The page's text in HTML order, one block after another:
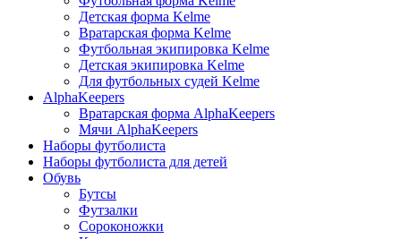
Детская форма Kelme
Вратарская форма Kelme
Футбольная экипировка Kelme
Детская экипировка Kelme
Для футбольных судей Kelme
AlphaKeepers
Вратарская форма AlphaKeepers
Мячи AlphaKeepers
Наборы футболиста
Наборы футболиста для детей
Обувь
Бутсы
Футзалки
Сороконожки